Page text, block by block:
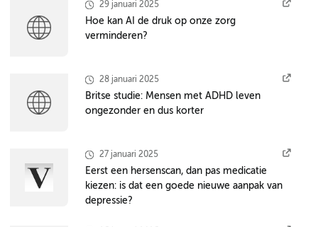
29 januari 2025
Hoe kan AI de druk op onze zorg
verminderen?
28 januari 2025
Britse studie: Mensen met ADHD leven
ongezonder en dus korter
27 januari 2025
Eerst een hersenscan, dan pas medicatie
kiezen: is dat een goede nieuwe aanpak van
depressie?